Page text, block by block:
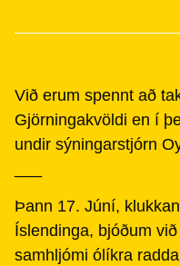
Við erum spennt að
Gjörningakvöldi en í
undir sýningarstjórn
Þann 17. Júní,
Íslendinga, bjóðum
samhljómi ólíkra